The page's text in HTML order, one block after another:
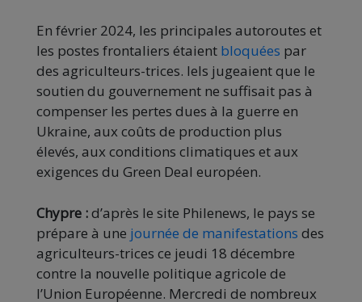
En février 2024, les principales autoroutes et
les postes frontaliers étaient bloquées par
des agriculteurs-trices. Iels jugeaient que le
soutien du gouvernement ne suffisait pas à
compenser les pertes dues à la guerre en
Ukraine, aux coûts de production plus
élevés, aux conditions climatiques et aux
exigences du Green Deal européen.
Chypre :d’après le site Philenews, le pays se
prépare à une journée de manifestations des
agriculteurs-trices ce jeudi 18 décembre
contre la nouvelle politique agricole de
l’Union Européenne. Mercredi de nombreux